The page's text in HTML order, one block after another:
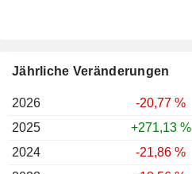
Jährliche Veränderungen
2026
-20,77 %
2025
+271,13 %
2024
-21,86 %